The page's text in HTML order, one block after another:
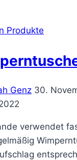
Produkte
Genz 30.
verwendet